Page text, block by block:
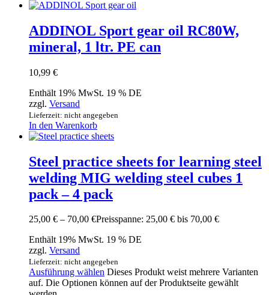
ADDINOL Sport gear oil RC80W,
mineral, 1 ltr. PE can
10,99 €
Enthält 19% MwSt. 19 % DE
zzgl. Versand
Lieferzeit: nicht angegeben
In den Warenkorb
Steel practice sheets for learning steel
welding MIG welding steel cubes 1
pack – 4 pack
25,00 € – 70,00 €Preisspanne: 25,00 € bis 70,00 €
Enthält 19% MwSt. 19 % DE
zzgl. Versand
Lieferzeit: nicht angegeben
Ausführung wählen Dieses Produkt weist mehrere Varianten
auf. Die Optionen können auf der Produktseite gewählt